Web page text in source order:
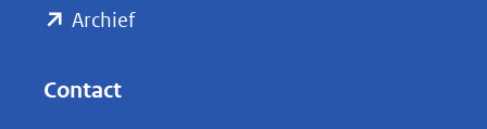
Archief(opent
Contact